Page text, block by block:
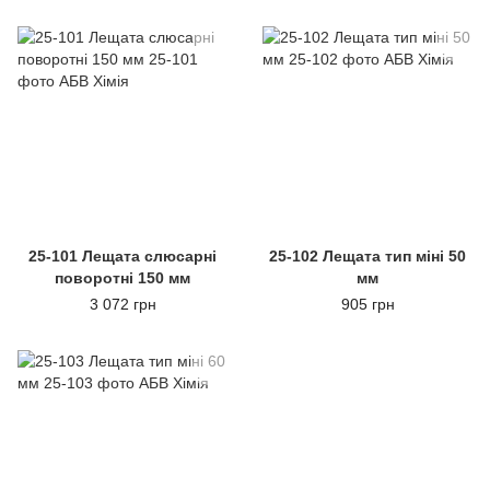
25-101 Лещата слюсарні
поворотні 150 мм
3 072 грн
25-102 Лещата тип міні 50
мм
905 грн